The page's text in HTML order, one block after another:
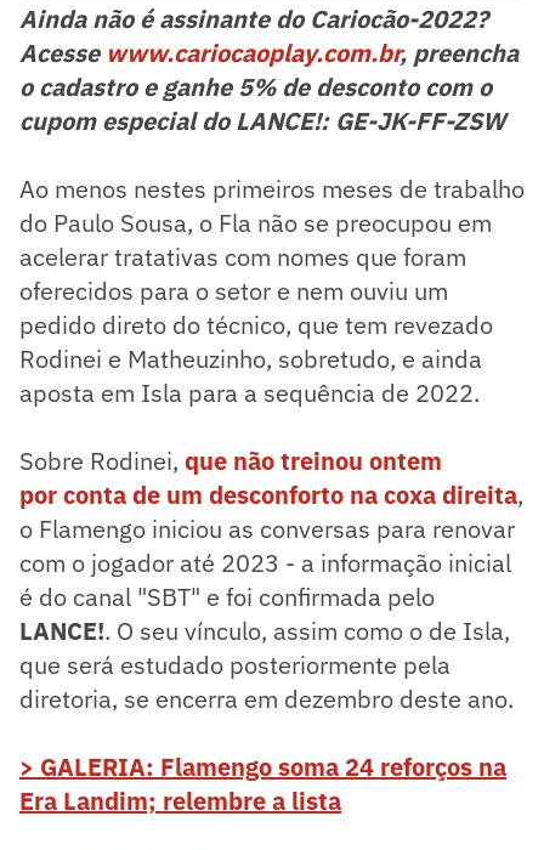
Ainda não é assinante do Cariocão-2022?
Acesse www.cariocaoplay.com.br, preencha
o cadastro e ganhe 5% de desconto com o
cupom especial do LANCE!: GE-JK-FF-ZSW
Ao menos nestes primeiros meses de trabalho
do Paulo Sousa, o Fla não se preocupou em
acelerar tratativas com nomes que foram
oferecidos para o setor e nem ouviu um
pedido direto do técnico, que tem revezado
Rodinei e Matheuzinho, sobretudo, e ainda
aposta em Isla para a sequência de 2022.
Sobre Rodinei, que não treinou ontem
por conta de um desconforto na coxa direita,
o Flamengo iniciou as conversas para renovar
com o jogador até 2023 - a informação inicial
é do canal "SBT" e foi confirmada pelo
LANCE!. O seu vínculo, assim como o de Isla,
que será estudado posteriormente pela
diretoria, se encerra em dezembro deste ano.
> GALERIA: Flamengo soma 24 reforços na
Era Landim; relembre a lista